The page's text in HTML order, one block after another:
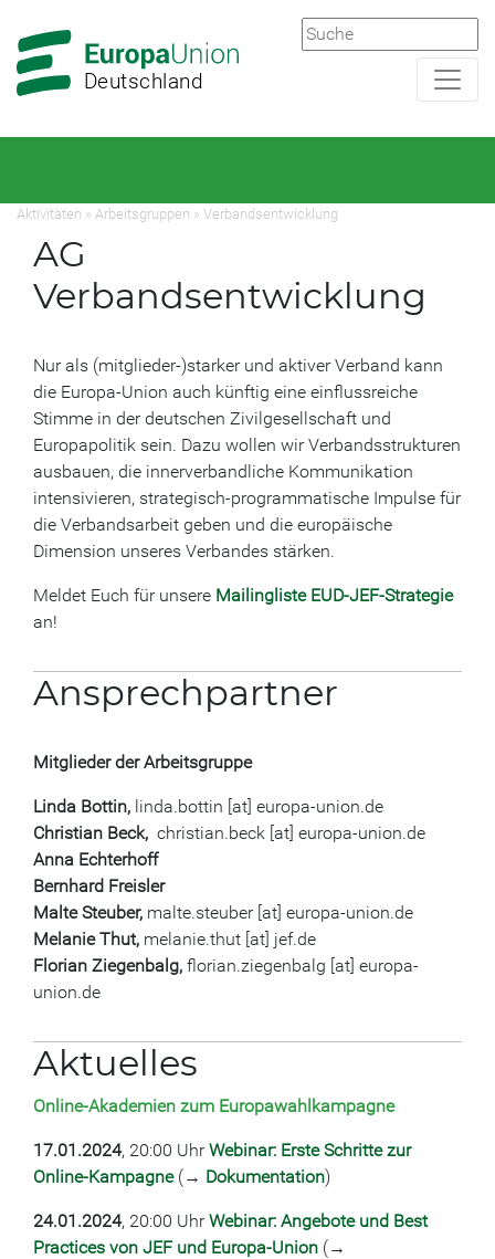
Hauptnavigation
Hauptbereich
Deutschland
Aktivitäten » Arbeitsgruppen » Verbandsentwicklung
AG
Verbandsentwicklung
Nur als (mitglieder-)starker und aktiver Verband kann
die Europa-Union auch künftig eine einflussreiche
Stimme in der deutschen Zivilgesellschaft und
Europapolitik sein. Dazu wollen wir Verbandsstrukturen
ausbauen, die innerverbandliche Kommunikation
intensivieren, strategisch-programmatische Impulse für
die Verbandsarbeit geben und die europäische
Dimension unseres Verbandes stärken.
Meldet Euch für unsere Mailingliste EUD-JEF-Strategie
an!
Ansprechpartner
Mitglieder der Arbeitsgruppe
Linda Bottin, linda.bottin [at] europa-union.de
Christian Beck, christian.beck [at] europa-union.de
Anna Echterhoff
Bernhard Freisler
Malte Steuber, malte.steuber [at] europa-union.de
Melanie Thut, melanie.thut [at] jef.de
Florian Ziegenbalg, florian.ziegenbalg [at] europa-
union.de
Aktuelles
Online-Akademien zum Europawahlkampagne
17.01.2024, 20:00 Uhr Webinar: Erste Schritte zur
Online-Kampagne (→ Dokumentation)
24.01.2024, 20:00 Uhr Webinar: Angebote und Best
Practices von JEF und Europa-Union (→